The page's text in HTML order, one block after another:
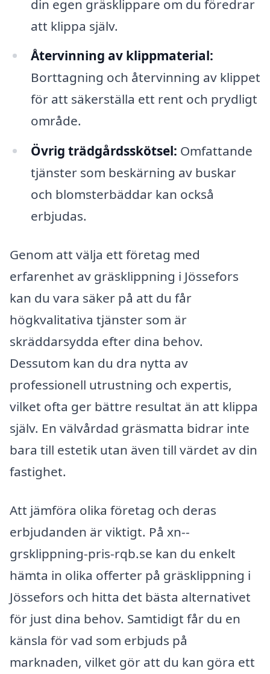
din egen gräsklippare om du föredrar
att klippa själv.
Återvinning av klippmaterial:
Borttagning och återvinning av klippet
för att säkerställa ett rent och prydligt
område.
Övrig trädgårdsskötsel: Omfattande
tjänster som beskärning av buskar
och blomsterbäddar kan också
erbjudas.
Genom att välja ett företag med
erfarenhet av gräsklippning i Jössefors
kan du vara säker på att du får
högkvalitativa tjänster som är
skräddarsydda efter dina behov.
Dessutom kan du dra nytta av
professionell utrustning och expertis,
vilket ofta ger bättre resultat än att klippa
själv. En välvårdad gräsmatta bidrar inte
bara till estetik utan även till värdet av din
fastighet.
Att jämföra olika företag och deras
erbjudanden är viktigt. På xn--
grsklippning-pris-rqb.se kan du enkelt
hämta in olika offerter på gräsklippning i
Jössefors och hitta det bästa alternativet
för just dina behov. Samtidigt får du en
känsla för vad som erbjuds på
marknaden, vilket gör att du kan göra ett